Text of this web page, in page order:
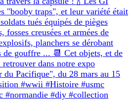
"booby traps", et leur variété était
tués équipés de pièges
fosses creusées et armées de
planchers se dérobant
de gouffre ... 📆 Cet objets, et de
dans notre expo
du Pacifique", du 28 mars au 15
#wwii #Histoire #usmc
#normandie #diy #collection